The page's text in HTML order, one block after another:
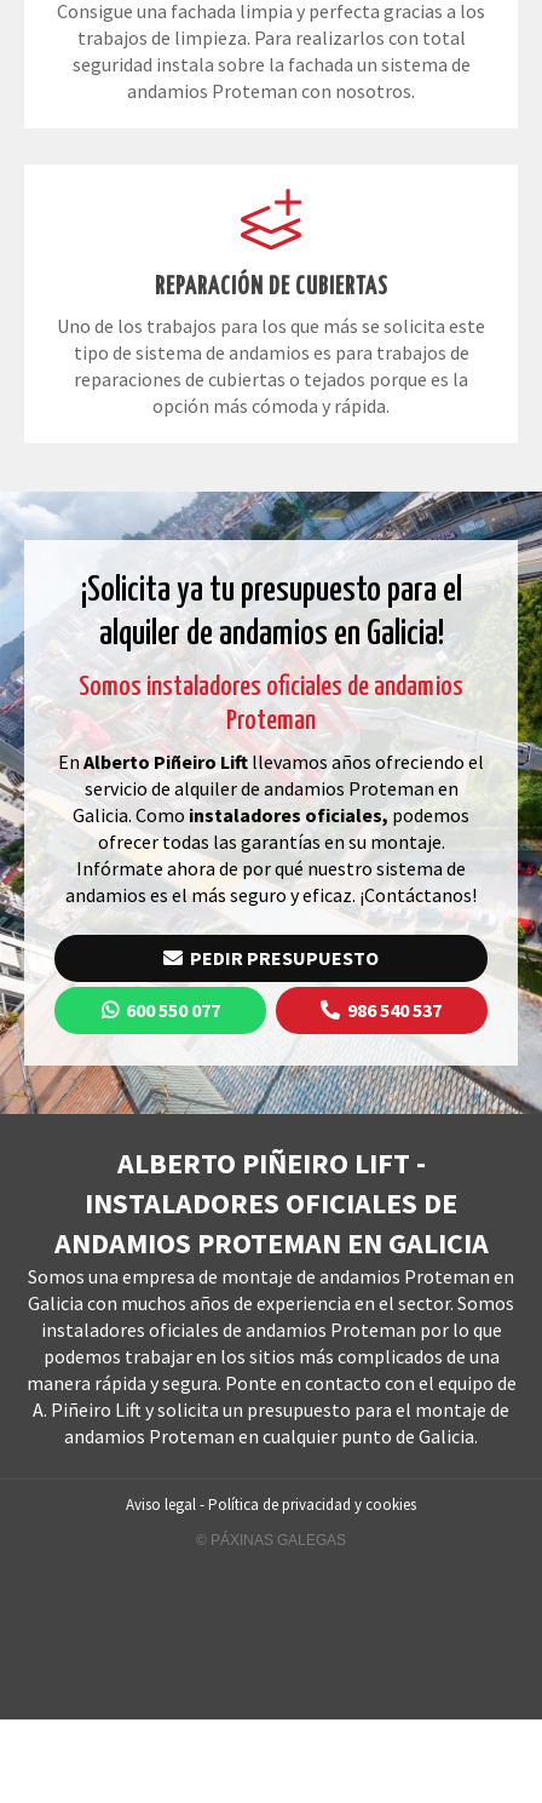
trabajos de limpieza. Para realizarlos con total
seguridad instala sobre la fachada un sistema de
andamios Proteman con nosotros.
Uno de los trabajos para los que más se solicita este
tipo de sistema de andamios es para trabajos de
reparaciones de cubiertas o tejados porque es la
opción más cómoda y rápida.
¡Solicita ya tu presupuesto para el
alquiler de andamios en Galicia!
Somos instaladores oficiales de andamios
Proteman
EnAlberto Piñeiro Liftllevamos años ofreciendo el
servicio de alquiler de andamios Proteman en
Galicia. Comoinstaladores oficiales,podemos
ofrecer todas las garantías en su montaje.
Infórmate ahora de por qué nuestro sistema de
andamios es el más seguro y eficaz. ¡Contáctanos!
PEDIR PRESUPUESTO
600 550 077 986 540 537
INSTALADORES OFICIALES DE
ANDAMIOS PROTEMAN EN GALICIA
Somos una empresa de montaje de andamios Proteman en
Galicia con muchos años de experiencia en el sector. Somos
instaladores oficiales de andamios Proteman por lo que
podemos trabajar en los sitios más complicados de una
manera rápida y segura. Ponte en contacto con el equipo de
A. Piñeiro Lift y solicita un presupuesto para el montaje de
andamios Proteman en cualquier punto de Galicia.
© PÁXINAS GALEGAS